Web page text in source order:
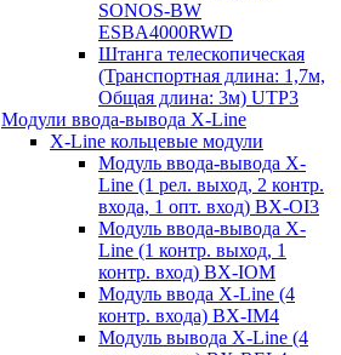
SONOS-BW
ESBA4000RWD
Штанга телескопическая
(Транспортная длина: 1,7м,
Общая длина: 3м) UTP3
Модули ввода-вывода X-Line
X-Line кольцевые модули
Модуль ввода-вывода X-
Line (1 рел. выход, 2 контр.
входа, 1 опт. вход) BX-OI3
Модуль ввода-вывода X-
Line (1 контр. выход, 1
контр. вход) BX-IOM
Модуль ввода X-Line (4
контр. входа) BX-IM4
Модуль вывода X-Line (4